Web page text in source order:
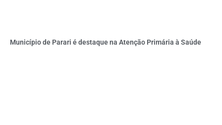
Município de Parari é destaque na Atenção Primária à Saúde